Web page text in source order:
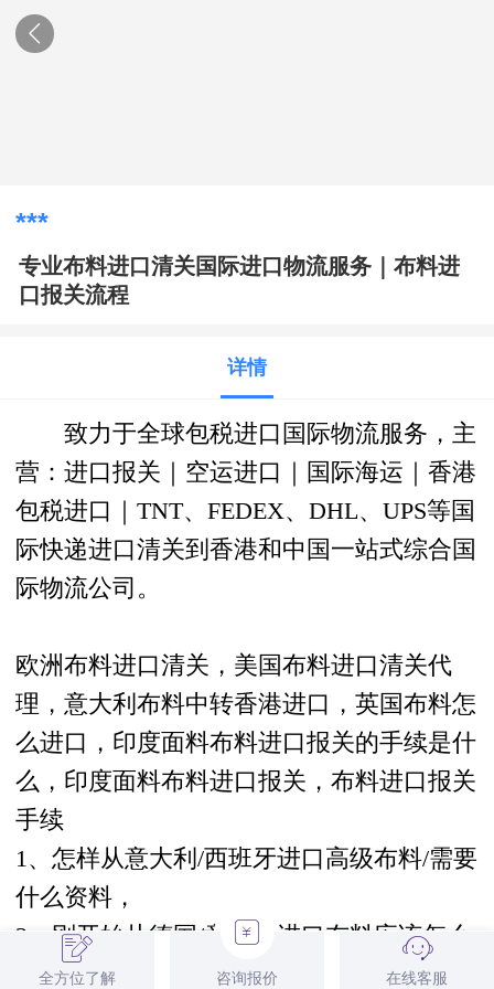
***
专业布料进口清关国际进口物流服务｜布料进
口报关流程
详情
致力于全球包税进口 国际物流服务，主
营： 进口报关 ｜空运进口｜国际海运｜ 香港
包税进口 ｜TNT、FEDEX、DHL、UPS等国
际快递进口清关到香港和中国一站式综合国
际物流公司 。
欧洲布料进口清关 ，美国布料进口清关代
理，意大利布料中转香港进口 ，英国布料怎
么进口，印度面料布料进口报关的手续是什
么，印度面料布料进口报关 ， 布料进口报关
手续
1、 怎样从意大利/西班牙进口高级布料/需要
什么资料，
2、刚开始从德国/意大利 进口布料应该怎么
操作
全方位了解 咨询报价 在线客服